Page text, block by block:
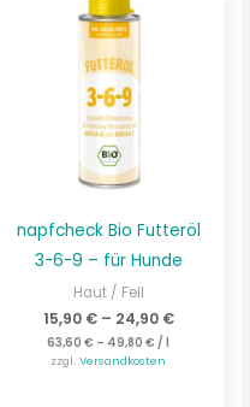
napfcheck Bio Futteröl
3-6-9 – für Hunde
Haut / Fell
15,90 €– 24,90 €
63,60€ – 49,80€ /l
zzgl.Versandkosten